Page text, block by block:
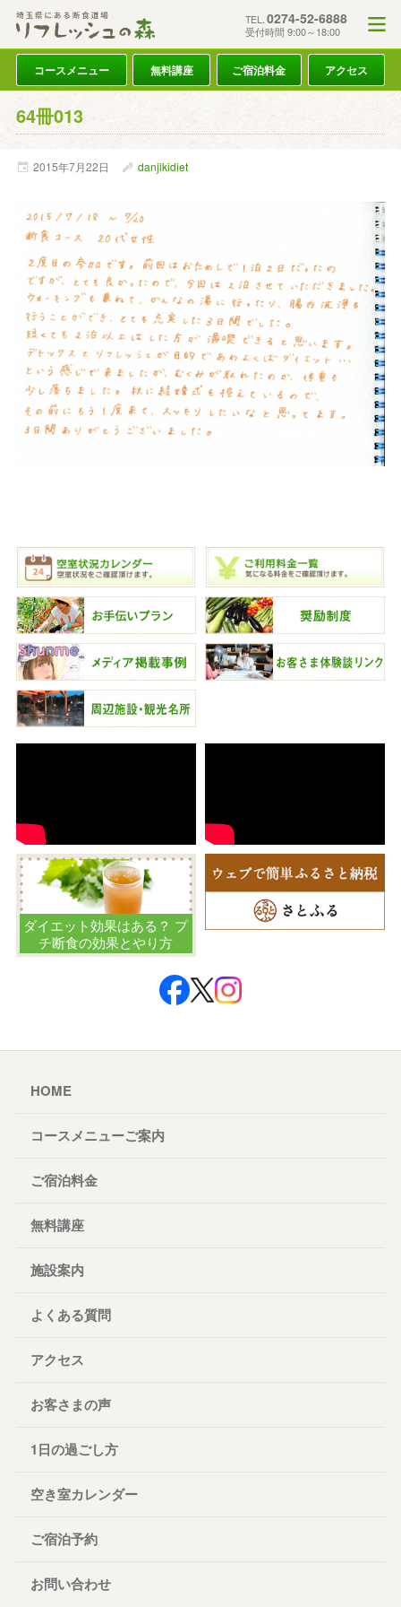
TEL. 0274-52-6888
受付時間 9:00～18:00
コースメニュー 無料講座 ご宿泊料金 アクセス
64冊013
2015年7月22日 danjikidiet
ダイエット効果はある？ プ
チ断食の効果とやり方
HOME
コースメニューご案内
ご宿泊料金
無料講座
施設案内
よくある質問
アクセス
お客さまの声
1日の過ごし方
空き室カレンダー
ご宿泊予約
お問い合わせ